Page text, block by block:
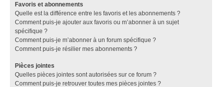
Favoris et abonnements
Quelle est la différence entre les favoris et les abonnements ?
Comment puis-je ajouter aux favoris ou m’abonner à un sujet
spécifique ?
Comment puis-je m’abonner à un forum spécifique ?
Comment puis-je résilier mes abonnements ?
Pièces jointes
Quelles pièces jointes sont autorisées sur ce forum ?
Comment puis-je retrouver toutes mes pièces jointes ?